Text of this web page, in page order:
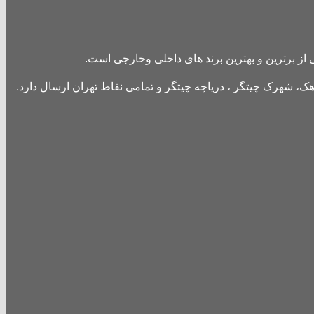
برترین و بهترین برند های داخلی وخارجی است.